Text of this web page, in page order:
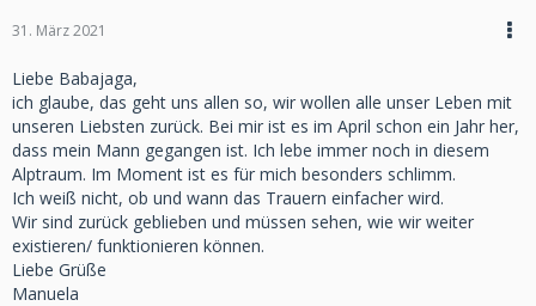
31. März 2021
Liebe Babajaga,
ich glaube, das geht uns allen so, wir wollen alle unser Leben mit
unseren Liebsten zurück. Bei mir ist es im April schon ein Jahr her,
dass mein Mann gegangen ist. Ich lebe immer noch in diesem
Alptraum. Im Moment ist es für mich besonders schlimm.
Ich weiß nicht, ob und wann das Trauern einfacher wird.
Wir sind zurück geblieben und müssen sehen, wie wir weiter
existieren/ funktionieren können.
Liebe Grüße
Manuela